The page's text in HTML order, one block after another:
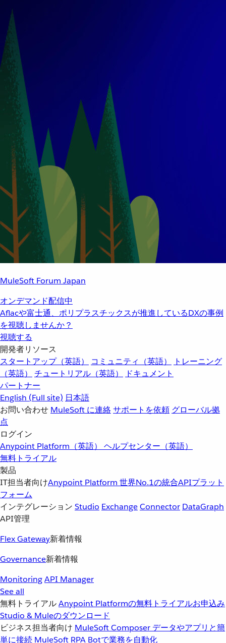
MuleSoft Forum Japan
オンデマンド配信中
Aflacや富士通、ポリプラスチックスが推進しているDXの事例
を視聴しませんか？
視聴する
開発者リソース
スタートアップ（英語）
コミュニティ（英語）
トレーニング
（英語）
チュートリアル（英語）
ドキュメント
パートナー
English (Full site) 日本語
お問い合わせ MuleSoft に連絡サポートを依頼 グローバル拠
点
ログイン
Anypoint Platform（英語） ヘルプセンター（英語）
無料トライアル
製品
IT担当者向けAnypoint Platform 世界No.1の統合APIプラット
フォーム
インテグレーション Studio ExchangeConnector DataGraph
API管理
Flex Gateway新着情報
Governance新着情報
MonitoringAPI Manager
See all
無料トライアルAnypoint Platformの無料トライアルお申込み
Studio & Muleのダウンロード
ビジネス担当者向け MuleSoft Composer データやアプリと簡
単に接続 MuleSoft RPA Botで業務を自動化